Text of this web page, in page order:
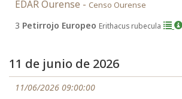
EDAR Ourense - Censo Ourense
3 Petirrojo Europeo Erithacus rubecula
11 de junio de 2026
11/06/2026 09:00:00